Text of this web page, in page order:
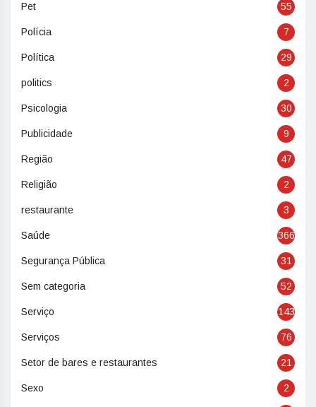
Pet 55
Polícia 7
Política 29
politics 2
Psicologia 30
Publicidade 9
Região 47
Religião 2
restaurante 3
Saúde 366
Segurança Pública 31
Sem categoria 52
Serviço 143
Serviços 76
Setor de bares e restaurantes 21
Sexo 2